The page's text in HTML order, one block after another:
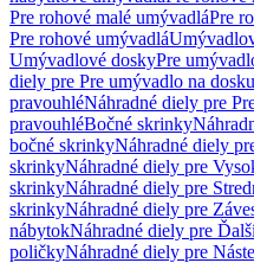
Pre rohové malé umývadláPre
Pre rohové umývadlá
Umývadlové doskyPre
diely pre Pre umývadlo na
pravouhléNáhradné diely pre
pravouhléBočné skrinky
bočné skrinkyNáhradné diely
skrinkyNáhradné diely pre
skrinkyNáhradné diely pre
skrinkyNáhradné diely pre
nábytokNáhradné diely pre
poličkyNáhradné diely pre